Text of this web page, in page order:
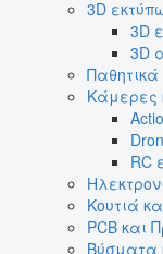
3D
3D
3D
Κάμερες
RC
Κουτιά
PCB και
Βύσματα